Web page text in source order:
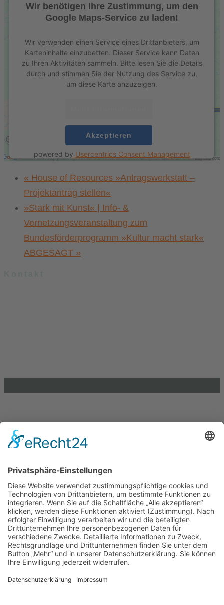
Wir benötigen Ihre Zustimmung, um den
Google Maps-Service zu laden!
Wir verwenden einen Service eines Drittanbieters, um
Karteninhalte einzubetten. Dieser Service kann Daten
zu Ihren Aktivitäten sammeln. Bitte lesen Sie die Details
durch und stimmen Sie der Nutzung des Service zu,
um diese Karte anzuzeigen.
Akzeptieren
powered by Usercentrics Consent Management
« House of Resources »Antragswerkstatt –
Projektantrag stellen«
»Stark mit Kunst« | Info- &
Vernetzungsveranstaltung zum
Bundesförderprogramm »Kultur macht stark«
ABGESAGT »
Unterstütze die .lkj) Sachsen-Anhalt durch deine
Online-Einkäufe. Ganz ohne Mehrkosten.
Kontakt
Impressum
Datenschutzerklärung
Barrierefreiheitserklärung
Downloads